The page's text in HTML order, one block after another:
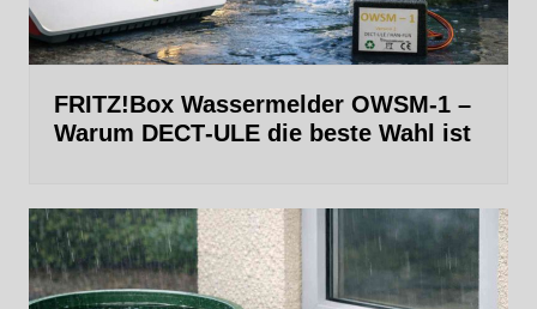
FRITZ!Box Wassermelder OWSM-1 –
Warum DECT‑ULE die beste Wahl ist